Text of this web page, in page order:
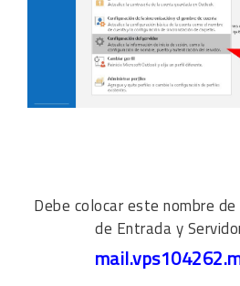
Debe colocar este nombre
de Entrada y